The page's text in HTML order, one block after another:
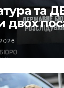
та
двох
на